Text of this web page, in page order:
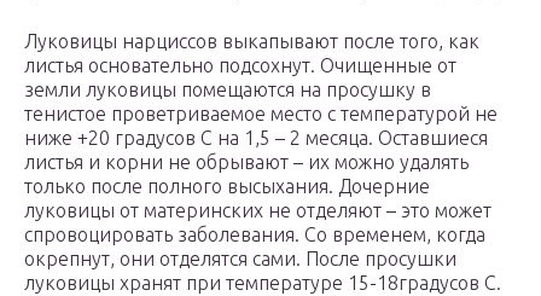
Луковицы нарциссов выкапывают после того, как
листья основательно подсохнут. Очищенные от
земли луковицы помещаются на просушку в
тенистое проветриваемое место с температурой не
ниже +20 градусов С на 1,5 – 2 месяца. Оставшиеся
листья и корни не обрывают – их можно удалять
только после полного высыхания. Дочерние
луковицы от материнских не отделяют – это может
спровоцировать заболевания. Со временем, когда
окрепнут, они отделятся сами. После просушки
луковицы хранят при температуре 15-18градусов С.